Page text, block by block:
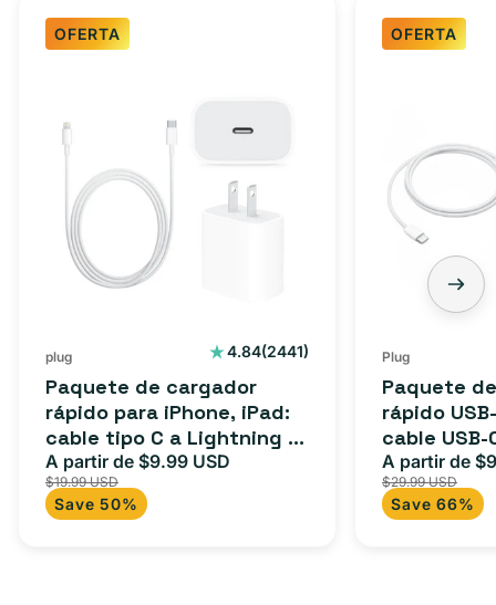
OFERTA
plug 4.84(2441)
2441
Paquete de cargador
rápido para iPhone, iPad:
cable tipo C a Lightning (1
m) + adaptador tipo C
Precio
de
oferta
A partir de $9.99 USD
$19.99 USD
Save 50%
OFERTA
Plug
Paquete
rápido
cable USB-
adaptador
para
iPad y más.
Precio
de
oferta
A partir de
$29.99 USD
Save 66%